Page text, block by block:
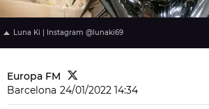
Luna Ki | Instagram @lunaki69
Europa FM
Barcelona 24/01/2022 14:34